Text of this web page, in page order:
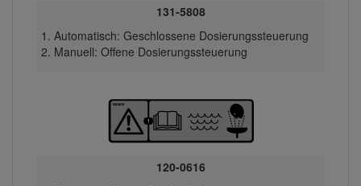
131-5808
Automatisch: Geschlossene Dosierungssteuerung
Manuell: Offene Dosierungssteuerung
120-0616